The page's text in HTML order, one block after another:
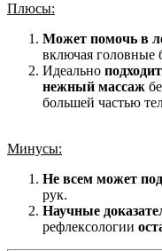
Плюсы:
Может помочь в
включая головные
Идеально
нежный массаж
большей частью
Минусы:
Не всем может
рук.
Научные
рефлексологии